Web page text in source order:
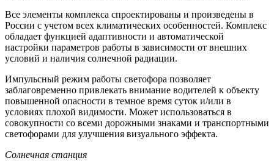
Все элементы комплекса спроектированы и произведены в
России с учетом всех климатических особенностей. Комплекс
обладает функцией адаптивности и автоматической
настройки параметров работы в зависимости от внешних
условий и наличия солнечной радиации.
Импульсный режим работы светофора позволяет
заблаговременно привлекать внимание водителей к объекту
повышенной опасности в темное время суток и/или в
условиях плохой видимости. Может использоваться в
совокупности со всеми дорожными знаками и транспортными
светофорами для улучшения визуального эффекта.
Солнечная станция